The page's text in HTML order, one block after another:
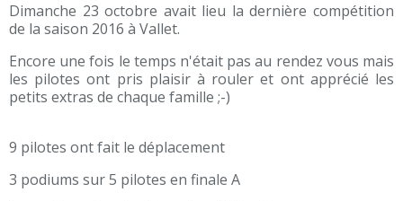
Dimanche 23 octobre avait lieu la dernière compétition
de la saison 2016 à Vallet.
Encore une fois le temps n'était pas au rendez vous mais
les pilotes ont pris plaisir à rouler et ont apprécié les
petits extras de chaque famille ;-)
9 pilotes ont fait le déplacement
3 podiums sur 5 pilotes en finale A